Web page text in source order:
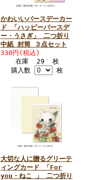
かわいいバースデーカー
ド 「ハッピーバースデ
ー・うさぎ」 二つ折り
中紙 封筒 ３点セット
330円(税込)
在庫 29 枚
購入数
枚
大切な人に贈るグリーテ
ィングカード 「For
you・ねこ 」 二つ折り